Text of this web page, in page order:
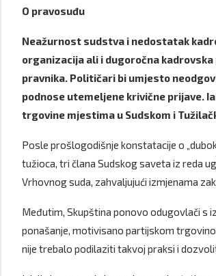
O pravosuđu
Neažurnost sudstva i nedostatak
organizacija ali i dugoročna
pravnika. Političari bi umjesto
podnose utemeljene krivične prijave.
trgovine mjestima u Sudskom i
Posle prošlogodišnje konstatacije o
tužioca, tri člana Sudskog saveta iz reda
Vrhovnog suda, zahvaljujući izmjenama
Međutim, Skupština ponovo odugovlači s
ponašanje, motivisano partijskom
nije trebalo podilaziti takvoj praksi i